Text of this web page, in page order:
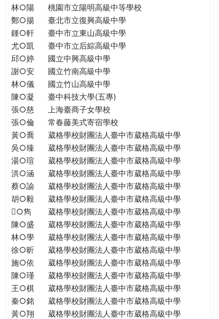
民。
WAGOR
TODAY
THE
WORLD
TOMORROW
PUTTING
YOU
THE
PATH
GLOBAL
CITIZENSHIP
林○陽
桃園市立陽明高級中等學校
鄭○揚
臺北市立復興高級中學
鍾○軒
臺中市立東山高級中學
尤○凱
臺中市立后綜高級中學
邱○婷
國立中興高級中學
謝○安
國立竹南高級中學
林○儀
國立竹山高級中學
陳○凝
臺中科技大學(五專)
張○慈
上海臺商子女學校
張○倫
常春藤美式寄宿學校
黃○喬
葳格學校財團法人臺中市葳格高級中學
吳○臻
葳格學校財團法人臺中市葳格高級中學
湯○瑄
葳格學校財團法人臺中市葳格高級中學
洪○涵
葳格學校財團法人臺中市葳格高級中學
蔡○諭
葳格學校財團法人臺中市葳格高級中學
胡○毅
葳格學校財團法人臺中市葳格高級中學
○雋
葳格學校財團法人臺中市葳格高級中學
陳○盛
葳格學校財團法人臺中市葳格高級中學
林○學
葳格學校財團法人臺中市葳格高級中學
徐○昕
葳格學校財團法人臺中市葳格高級中學
施○依
葳格學校財團法人臺中市葳格高級中學
陳○瑾
葳格學校財團法人臺中市葳格高級中學
王○棋
葳格學校財團法人臺中市葳格高級中學
秦○銘
葳格學校財團法人臺中市葳格高級中學
黃○翔
葳格學校財團法人臺中市葳格高級中學